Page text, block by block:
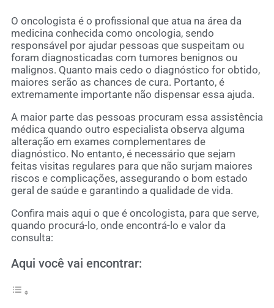
O oncologista é o profissional que atua na área da
medicina conhecida como oncologia, sendo
responsável por ajudar pessoas que suspeitam ou
foram diagnosticadas com tumores benignos ou
malignos. Quanto mais cedo o diagnóstico for obtido,
maiores serão as chances de cura. Portanto, é
extremamente importante não dispensar essa ajuda.
A maior parte das pessoas procuram essa assistência
médica quando outro especialista observa alguma
alteração em exames complementares de
diagnóstico. No entanto, é necessário que sejam
feitas visitas regulares para que não surjam maiores
riscos e complicações, assegurando o bom estado
geral de saúde e garantindo a qualidade de vida.
Confira mais aqui o que é oncologista, para que serve,
quando procurá-lo, onde encontrá-lo e valor da
consulta:
Aqui você vai encontrar: